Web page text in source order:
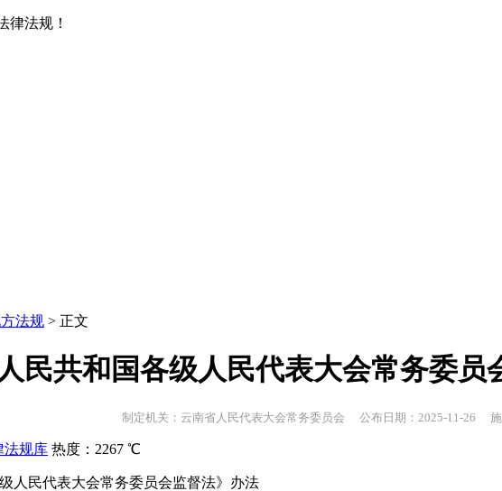
律法规！
法规 > 正文
民共和国各级人民代表大会常务委员
制定机关：云南省人民代表大会常务委员会 公布日期：2025-11-26 施
法规库 热度： 2267 ℃
人民代表大会常务委员会监督法》办法